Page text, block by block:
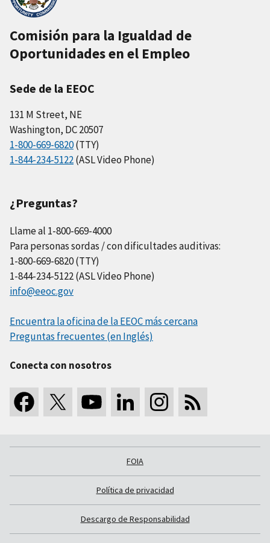
Comisión para la Igualdad de
Oportunidades en el Empleo
Sede de la EEOC
131 M Street, NE
Washington, DC 20507
1-800-669-6820(TTY)
1-844-234-5122(ASL Video Phone)
¿Preguntas?
Llame al 1-800-669-4000
Para personas sordas / con dificultades auditivas:
1-800-669-6820 (TTY)
1-844-234-5122 (ASL Video Phone)
info@eeoc.gov
Encuentra la oficina de la EEOC más cercana
Preguntas frecuentes (en Inglés)
Conecta con nosotros
FOIA
Política de privacidad
Descargo de Responsabilidad